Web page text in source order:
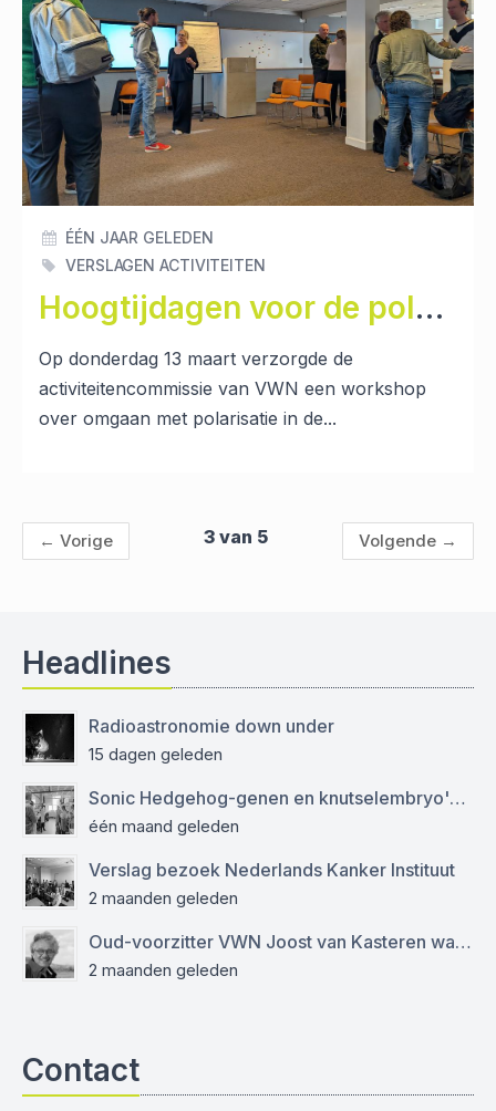
Hoogtijdagen voor de polarisatie: hoe ga je ermee om?
ÉÉN JAAR GELEDEN
VERSLAGEN ACTIVITEITEN
Op donderdag 13 maart verzorgde de
activiteitencommissie van VWN een workshop
over omgaan met polarisatie in de...
← Vorige 3 van 5 Volgende →
Headlines
Radioastronomie down under
15 dagen geleden
Sonic Hedgehog-genen en knutselembryo's: verslag bezoek aan Sanquin
één maand geleden
Verslag bezoek Nederlands Kanker Instituut
2 maanden geleden
Oud-voorzitter VWN Joost van Kasteren was een empathische mentor en kritisch journalist
2 maanden geleden
Contact